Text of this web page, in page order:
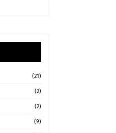
(21)
(2)
(2)
(9)